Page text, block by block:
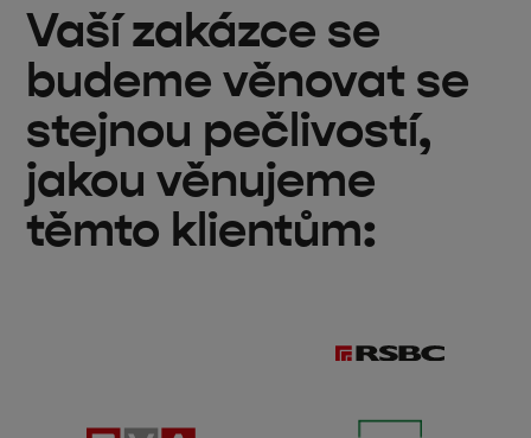
Vaší zakázce se
budeme věnovat se
stejnou pečlivostí,
jakou věnujeme
těmto klientům: